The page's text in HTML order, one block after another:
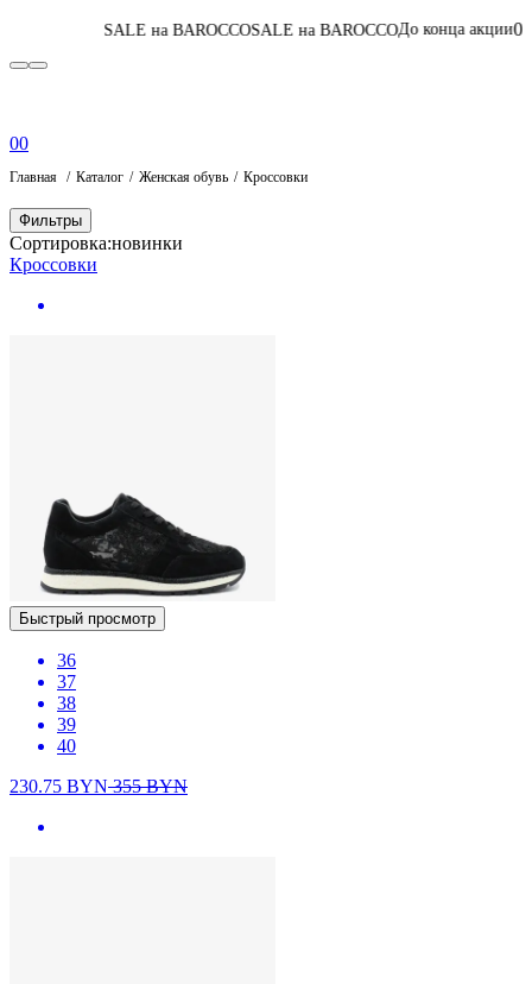
SALE на BAROCCO SALE на BAROCCO До конца акции05:03:25:44
00
Главная Каталог Женская обувь Кроссовки
Фильтры
Сортировка:новинки
Кроссовки
Быстрый просмотр
36
37
38
39
40
230.75 BYN355BYN